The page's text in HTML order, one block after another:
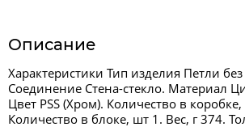
Описание
Характеристики Тип изделия Петли
Соединение Стена-стекло. Материал
Цвет PSS (Хром). Количество в
Количество в блоке, шт 1. Вес, г 374.